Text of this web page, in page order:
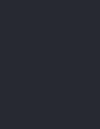
Jala e
con sus
cumplieron
del
fueron